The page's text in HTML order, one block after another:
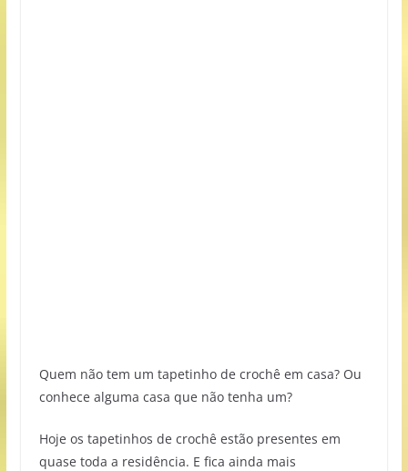
Quem não tem um tapetinho de crochê em casa? Ou
conhece alguma casa que não tenha um?
Hoje os tapetinhos de crochê estão presentes em
quase toda a residência. E fica ainda mais